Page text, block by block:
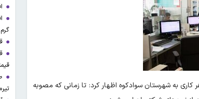
به شهرستان سوادکوه اظهار کرد: تا زمانی که مصوبه
گرم طلای ۱۸ عیار